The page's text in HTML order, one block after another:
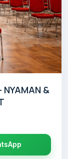
NYAMAN &